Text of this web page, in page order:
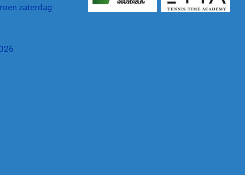
zaterdag